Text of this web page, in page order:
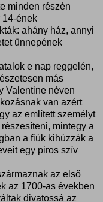
minden részén
14-ének
ahány ház, annyi
ünnepének
e nap reggelén,
más
Valentine néven
van azért
az említett személyt
mintegy a
a fiúk kihúzzák a
egy piros szív
az első
az 1700-as években
divatossá az